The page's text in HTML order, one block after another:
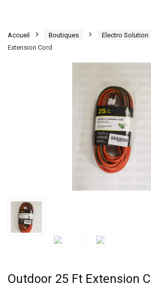
Accueil Boutiques Electro Solution
Extension Cord
Outdoor 25 Ft Extension